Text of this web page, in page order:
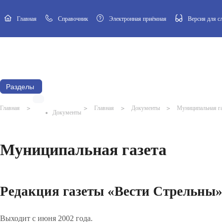
Главная Cправочник Электронная приёмная Версия для
Разделы
Главная >
Документы
> Главная > Документы > Муниципальная
Муниципальная газета
Редакция газеты «Вести Стрельны»
Выходит с июня 2002 года.